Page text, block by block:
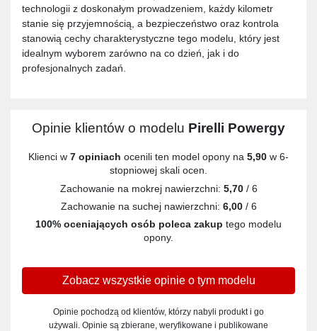
technologii z doskonałym prowadzeniem, każdy kilometr
stanie się przyjemnością, a bezpieczeństwo oraz kontrola
stanowią cechy charakterystyczne tego modelu, który jest
idealnym wyborem zarówno na co dzień, jak i do
profesjonalnych zadań.
Opinie klientów o modelu Pirelli Powergy
Klienci w 7 opiniach ocenili ten model opony na 5,90 w 6-
stopniowej skali ocen.
Zachowanie na mokrej nawierzchni: 5,70/ 6
Zachowanie na suchej nawierzchni: 6,00/ 6
100% oceniających osób poleca zakup tego modelu
opony.
Zobacz wszystkie opinie o tym modelu
Opinie pochodzą od klientów, którzy nabyli produkt i go
używali. Opinie są zbierane, weryfikowane i publikowane